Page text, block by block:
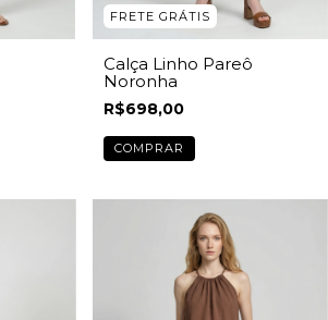
FRETE GRÁTIS
Calça Linho Pareô
Noronha
R$698,00
COMPRAR